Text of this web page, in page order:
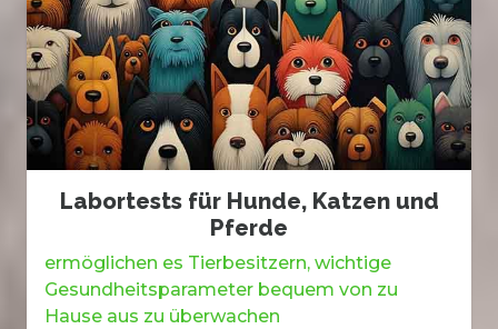
Labortests für Hunde, Katzen und
Pferde
ermöglichen es Tierbesitzern, wichtige
Gesundheitsparameter bequem von zu
Hause aus zu überwachen